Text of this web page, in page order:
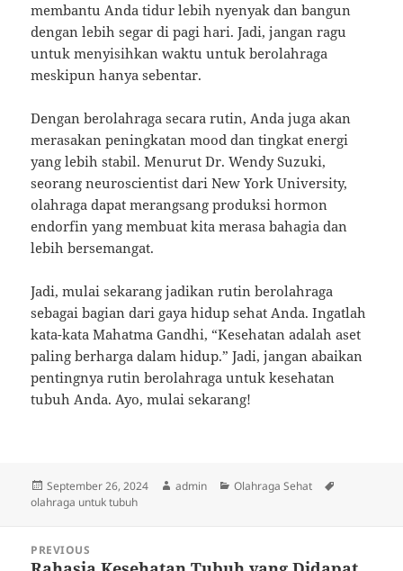
membantu Anda tidur lebih nyenyak dan bangun
dengan lebih segar di pagi hari. Jadi, jangan ragu
untuk menyisihkan waktu untuk berolahraga
meskipun hanya sebentar.
Dengan berolahraga secara rutin, Anda juga akan
merasakan peningkatan mood dan tingkat energi
yang lebih stabil. Menurut Dr. Wendy Suzuki,
seorang neuroscientist dari New York University,
olahraga dapat merangsang produksi hormon
endorfin yang membuat kita merasa bahagia dan
lebih bersemangat.
Jadi, mulai sekarang jadikan rutin berolahraga
sebagai bagian dari gaya hidup sehat Anda. Ingatlah
kata-kata Mahatma Gandhi, “Kesehatan adalah aset
paling berharga dalam hidup.” Jadi, jangan abaikan
pentingnya rutin berolahraga untuk kesehatan
tubuh Anda. Ayo, mulai sekarang!
Posted
on
September 26, 2024 Author
admin Categories
Olahraga Sehat
olahraga untuk tubuh
navigation
PREVIOUS